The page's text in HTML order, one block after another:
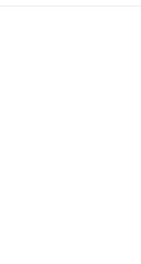
よかったら